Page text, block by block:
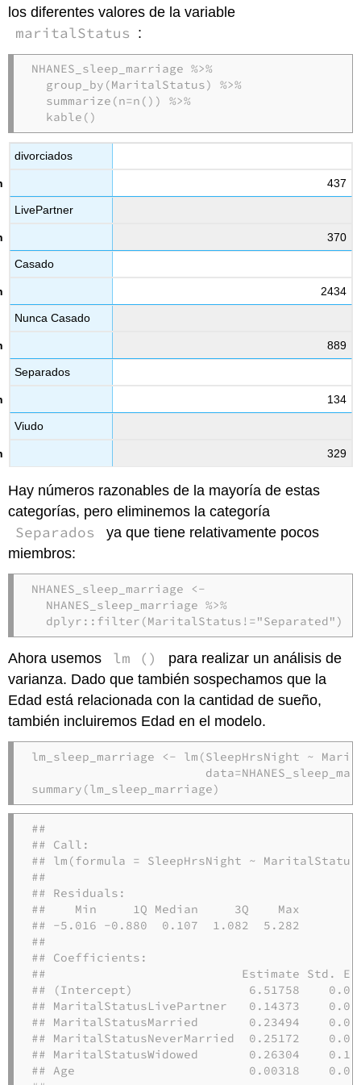
los diferentes valores de la variable
maritalStatus :
NHANES_sleep_marriage %>%
group_by (MaritalStatus) %>%
summarize (n=n ()) %>%
kable ()
divorciados
437
LivePartner
370
Casado
2434
Nunca Casado
889
Separados
134
Viudo
329
Hay números razonables de la mayoría de estas
categorías, pero eliminemos la categoría
Separados
ya que tiene relativamente pocos
miembros:
NHANES_sleep_marriage %>%
dplyr :: filter (MaritalStatus !="Separated" )
Ahora usemos lm ()
para realizar un análisis de
varianza. Dado que también sospechamos que la
Edad está relacionada con la cantidad de sueño,
también incluiremos Edad en el modelo.
lm_sleep_marriage <- lm (SleepHrsNight ~
data=
summary (lm_sleep_marriage)
##
## Call:
## lm(formula = SleepHrsNight ~ MaritalStatus
##
## Residuals:
##    Min     1Q Median     3Q    Max
## -5.016 -0.880  0.107  1.082  5.282
##
## Coefficients:
##                           Estimate Std.
## (Intercept)                6.51758
## MaritalStatusLivePartner   0.14373
## MaritalStatusMarried       0.23494
## MaritalStatusNeverMarried  0.25172
## MaritalStatusWidowed       0.26304
## Age                        0.00318